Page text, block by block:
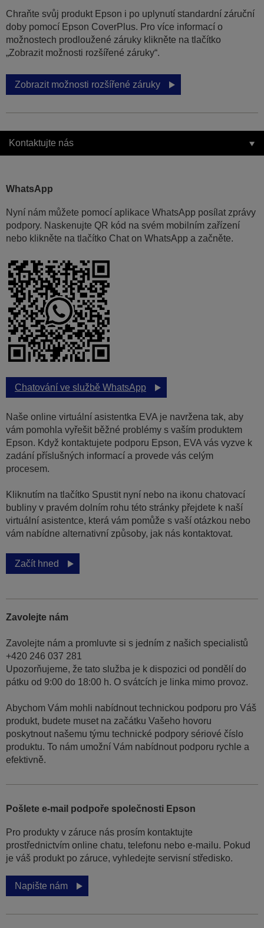
Chraňte svůj produkt Epson i po uplynutí standardní záruční
doby pomocí Epson CoverPlus. Pro více informací o
možnostech prodloužené záruky klikněte na tlačítko
„Zobrazit možnosti rozšířené záruky“.
Zobrazit možnosti rozšířené záruky
Kontaktujte nás
WhatsApp
Nyní nám můžete pomocí aplikace WhatsApp posílat zprávy
podpory. Naskenujte QR kód na svém mobilním zařízení
nebo klikněte na tlačítko Chat on WhatsApp a začněte.
Chatování ve službě WhatsApp
Naše online virtuální asistentka EVA je navržena tak, aby
vám pomohla vyřešit běžné problémy s vaším produktem
Epson. Když kontaktujete podporu Epson, EVA vás vyzve k
zadání příslušných informací a provede vás celým
procesem.
Kliknutím na tlačítko Spustit nyní nebo na ikonu chatovací
bubliny v pravém dolním rohu této stránky přejdete k naší
virtuální asistentce, která vám pomůže s vaší otázkou nebo
vám nabídne alternativní způsoby, jak nás kontaktovat.
Začít hned
Zavolejte nám
Zavolejte nám a promluvte si s jedním z našich specialistů
+420 246 037 281
Upozorňujeme, že tato služba je k dispozici od pondělí do
pátku od 9:00 do 18:00 h. O svátcích je linka mimo provoz.
Abychom Vám mohli nabídnout technickou podporu pro Váš
produkt, budete muset na začátku Vašeho hovoru
poskytnout našemu týmu technické podpory sériové číslo
produktu. To nám umožní Vám nabídnout podporu rychle a
efektivně.
Pošlete e-mail podpoře společnosti Epson
Pro produkty v záruce nás prosím kontaktujte
prostřednictvím online chatu, telefonu nebo e-mailu. Pokud
je váš produkt po záruce, vyhledejte servisní středisko.
Napište nám